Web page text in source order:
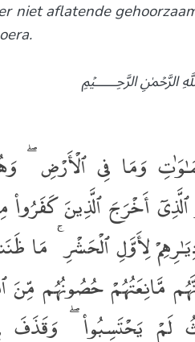
niet aflatende
وَمَا فِى ٱلْأَرْضِ
أَخْرَجَ ٱلَّذِينَ كَفَرُوا۟
لِأَوَّلِ ٱلْحَشْرِ ۚ مَا
مَّانِعَتُهُمْ حُصُونُهُم مِّنَ
لَمْ يَحْتَسِبُوا۟ ۖ وَقَذَفَ